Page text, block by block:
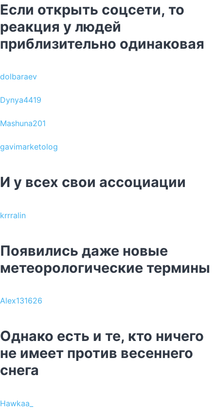
Если открыть соцсети, то
реакция у людей
приблизительно одинаковая
dolbaraev
Dynya4419
Mashuna201
gavimarketolog
И у всех свои ассоциации
krrralin
Появились даже новые
метеорологические термины
Alex131626
Однако есть и те, кто ничего
не имеет против весеннего
снега
Hawkaa_